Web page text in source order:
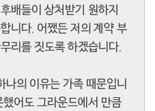
배들이 상처받기 원하지
니다. 어쨌든 저의 계약 부
리를 짓도록 하겠습니다.
나의 이유는 가족 때문입니
어도 그라운드에서 만큼